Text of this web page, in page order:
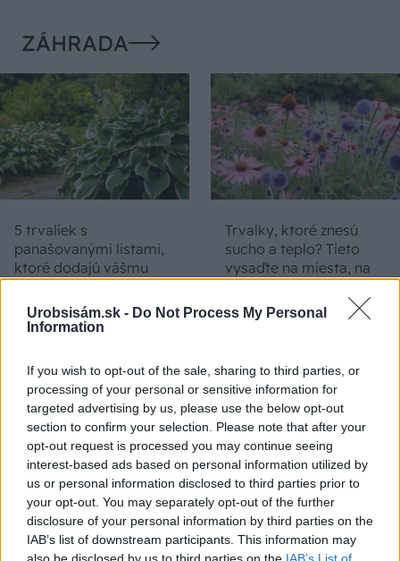
Urobsisám.sk - Do Not Process My Personal
Information
If you wish to opt-out of the sale, sharing to third parties, or
processing of your personal or sensitive information for
targeted advertising by us, please use the below opt-out
section to confirm your selection. Please note that after your
opt-out request is processed you may continue seeing
interest-based ads based on personal information utilized by
us or personal information disclosed to third parties prior to
your opt-out. You may separately opt-out of the further
disclosure of your personal information by third parties on the
IAB’s list of downstream participants. This information may
ZÁHRADA
5 trvaliek s
panašovanými listami,
ktoré dodajú vášmu
šmrnc
Trvalky, ktoré znesú
sucho a teplo? Tieto
vysaďte na miesta, na
deň
Nemusí to byť len
levanduľa! 7 fialových
krások, ktoré rozžiaria
vašu záhradu
Môže aspirín zachrániť
ochabnuté izbové
rastliny? Pravda vás
možno prekvapí